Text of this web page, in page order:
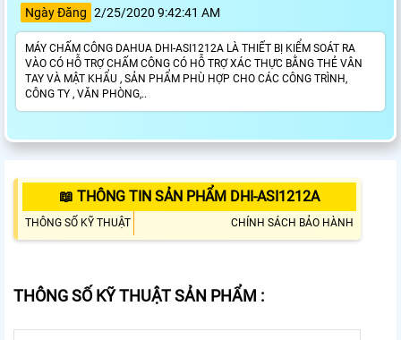
Ngày Đăng 2/25/2020 9:42:41 AM
MÁY CHẤM CÔNG DAHUA DHI-ASI1212A LÀ THIẾT BỊ KIỂM SOÁT RA
VÀO CÓ HỖ TRỢ CHẤM CÔNG CÓ HỖ TRỢ XÁC THỰC BẰNG THẺ VÂN
TAY VÀ MẬT KHẨU , SẢN PHẨM PHÙ HỢP CHO CÁC CÔNG TRÌNH,
CÔNG TY , VĂN PHÒNG,..
📖 THÔNG TIN SẢN PHẨM DHI-ASI1212A
THÔNG SỐ KỸ THUẬT CHÍNH SÁCH BẢO HÀNH
THÔNG SỐ KỸ THUẬT SẢN PHẨM :